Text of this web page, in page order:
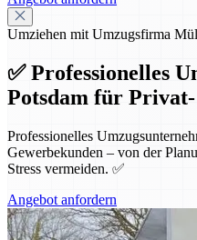
Umziehen mit Umzugsfirma
✅ Professionelles
Potsdam für
Professionelles
Gewerbekunden – von der
Stress vermeiden. ✅
Angebot anfordern